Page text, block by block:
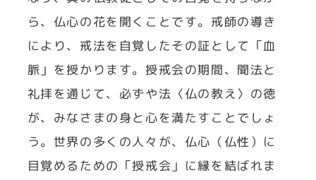
ら、仏心の花を開くことです。戒師の導き
により、戒法を自覚したその証として「血
脈」を授かります。授戒会の期間、聞法と
礼拝を通じて、必ずや法〈仏の教え〉の徳
が、みなさまの身と心を満たすことでしょ
う。世界の多くの人々が、仏心（仏性）に
目覚めるための「授戒会」に縁を結ばれま